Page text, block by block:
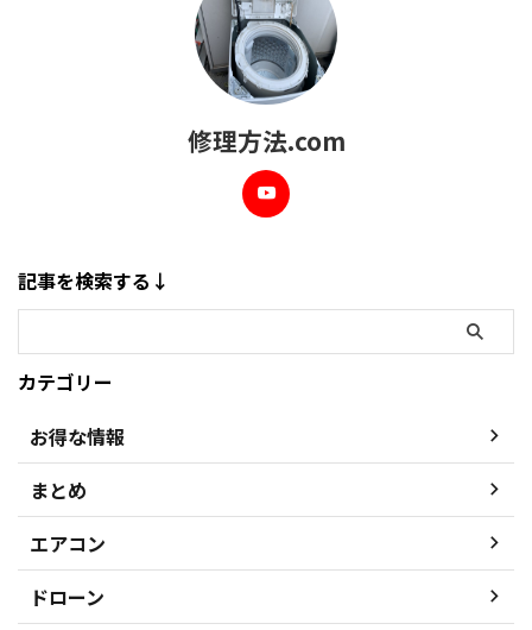
修理方法.com
記事を検索する↓
カテゴリー
お得な情報
まとめ
エアコン
ドローン